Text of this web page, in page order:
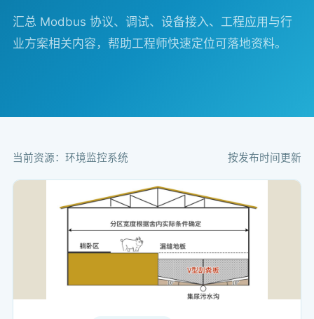
汇总 Modbus 协议、调试、设备接入、工程应用与行
业方案相关内容，帮助工程师快速定位可落地资料。
当前资源：环境监控系统 按发布时间更新